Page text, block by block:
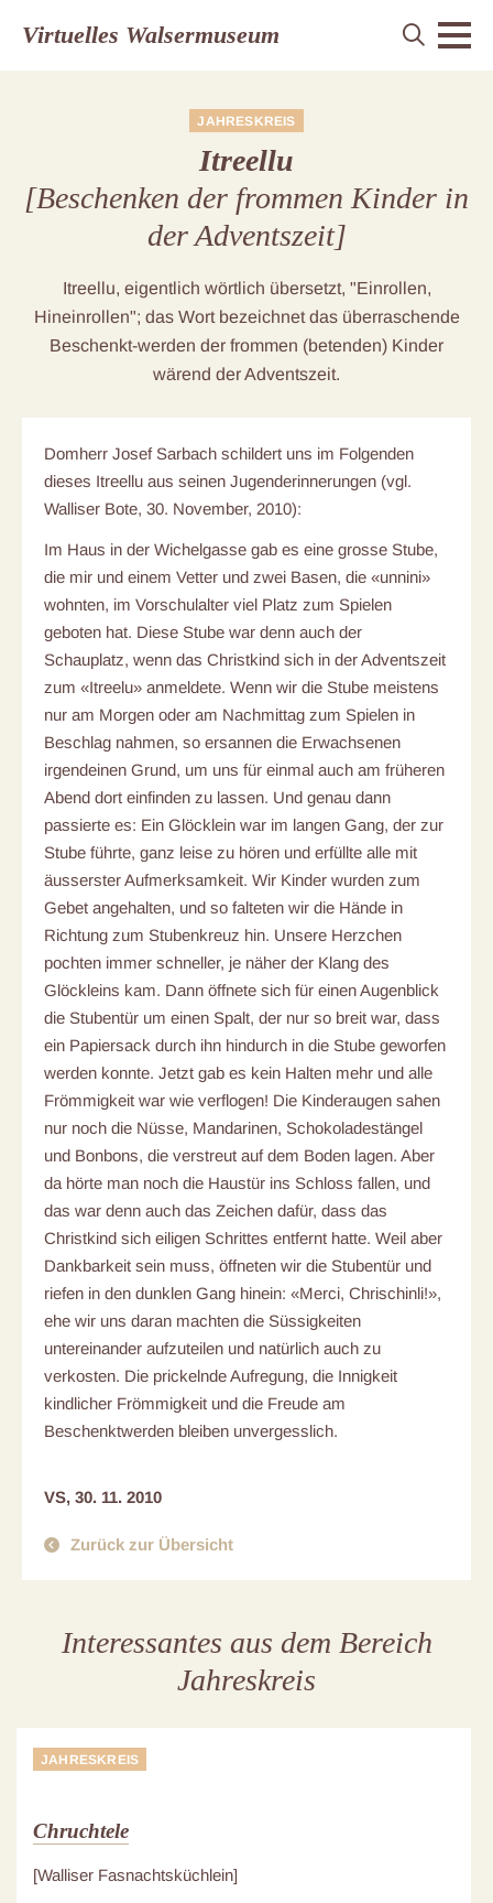
Virtuelles Walsermuseum
JAHRESKREIS
Itreellu
[Beschenken der frommen Kinder in
der Adventszeit]
Itreellu, eigentlich wörtlich übersetzt, "Einrollen,
Hineinrollen"; das Wort bezeichnet das überraschende
Beschenkt-werden der frommen (betenden) Kinder
wärend der Adventszeit.
Domherr Josef Sarbach schildert uns im Folgenden
dieses Itreellu aus seinen Jugenderinnerungen (vgl.
Walliser Bote, 30. November, 2010):
Im Haus in der Wichelgasse gab es eine grosse Stube,
die mir und einem Vetter und zwei Basen, die «unnini»
wohnten, im Vorschulalter viel Platz zum Spielen
geboten hat. Diese Stube war denn auch der
Schauplatz, wenn das Christkind sich in der Adventszeit
zum «Itreelu» anmeldete. Wenn wir die Stube meistens
nur am Morgen oder am Nachmittag zum Spielen in
Beschlag nahmen, so ersannen die Erwachsenen
irgendeinen Grund, um uns für einmal auch am früheren
Abend dort einfinden zu lassen. Und genau dann
passierte es: Ein Glöcklein war im langen Gang, der zur
Stube führte, ganz leise zu hören und erfüllte alle mit
äusserster Aufmerksamkeit. Wir Kinder wurden zum
Gebet angehalten, und so falteten wir die Hände in
Richtung zum Stubenkreuz hin. Unsere Herzchen
pochten immer schneller, je näher der Klang des
Glöckleins kam. Dann öffnete sich für einen Augenblick
die Stubentür um einen Spalt, der nur so breit war, dass
ein Papiersack durch ihn hindurch in die Stube geworfen
werden konnte. Jetzt gab es kein Halten mehr und alle
Frömmigkeit war wie verflogen! Die Kinderaugen sahen
nur noch die Nüsse, Mandarinen, Schokoladestängel
und Bonbons, die verstreut auf dem Boden lagen. Aber
da hörte man noch die Haustür ins Schloss fallen, und
das war denn auch das Zeichen dafür, dass das
Christkind sich eiligen Schrittes entfernt hatte. Weil aber
Dankbarkeit sein muss, öffneten wir die Stubentür und
riefen in den dunklen Gang hinein: «Merci, Chrischinli!»,
ehe wir uns daran machten die Süssigkeiten
untereinander aufzuteilen und natürlich auch zu
verkosten. Die prickelnde Aufregung, die Innigkeit
kindlicher Frömmigkeit und die Freude am
Beschenktwerden bleiben unvergesslich.
VS, 30. 11. 2010
Zurück zur Übersicht
Interessantes aus dem Bereich
Jahreskreis
JAHRESKREIS
Chruchtele
[Walliser Fasnachtsküchlein]